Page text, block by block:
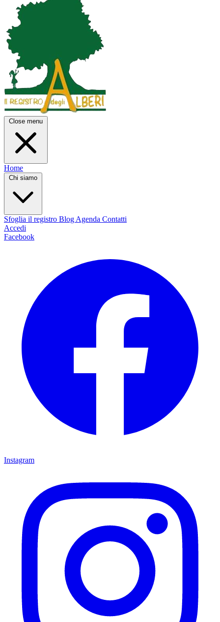
Close menu
Home
Chi siamo
Sfoglia il registro Blog Agenda Contatti
Accedi
Facebook
Instagram